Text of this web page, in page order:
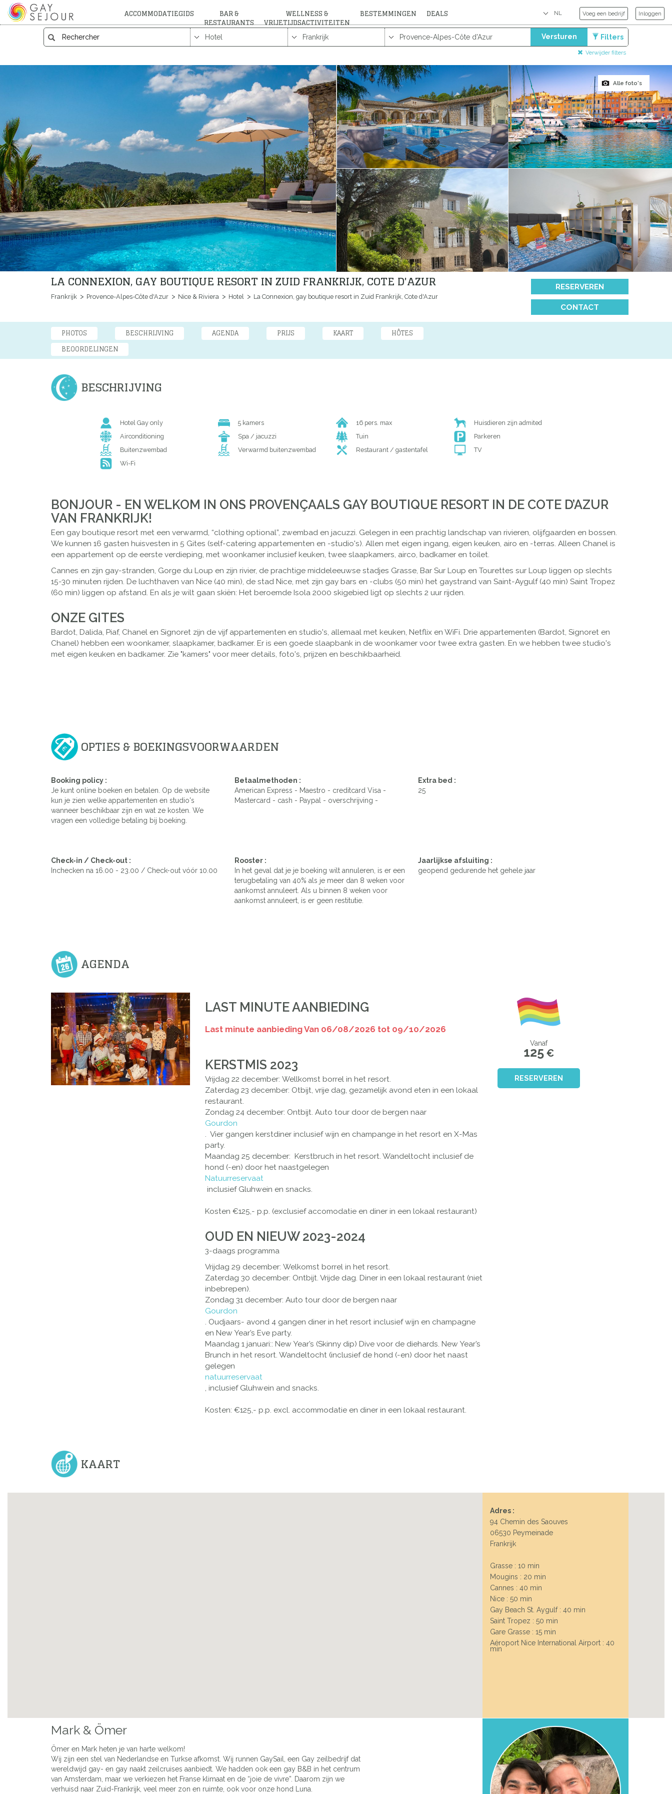
ACCOMMODATIEGIDS BAR &
RESTAURANTS
WELLNESS &
VRIJETIJDSACTIVITEITEN
BESTEMMINGEN DEALS Voeg een bedrijf Inloggen
Versturen Filters
Verwijder filters
Alle foto's
LA CONNEXION, GAY BOUTIQUE RESORT IN ZUID FRANKRIJK, COTE D'AZUR
Frankrijk Provence-Alpes-Côte d'Azur Nice & Riviera Hotel La Connexion, gay boutique resort in Zuid Frankrijk, Cote d'Azur
RESERVEREN
CONTACT
PHOTOS BESCHRIJVING AGENDA PRIJS KAART
HÔTES
BEOORDELINGEN
BESCHRIJVING
Hotel Gay only 5 kamers 16 pers. max
Huisdieren zijn admited
Airconditioning
Spa / jacuzzi Tuin
Parkeren
Buitenzwembad
Verwarmd buitenzwembad Restaurant / gastentafel
TV
Wi-Fi
BONJOUR - EN WELKOM IN ONS PROVENÇAALS GAY BOUTIQUE RESORT IN DE COTE D’AZUR
VAN FRANKRIJK!
Een gay boutique resort met een verwarmd, “clothing optional”, zwembad en jacuzzi. Gelegen in een prachtig landschap van rivieren, olijfgaarden en bossen.
We kunnen 16 gasten huisvesten in 5 Gites (self-catering appartementen en -studio's). Allen met eigen ingang, eigen keuken, airo en -terras. Alleen Chanel is
een appartement op de eerste verdieping, met woonkamer inclusief keuken, twee slaapkamers, airco, badkamer en toilet.
Cannes en zijn gay-stranden, Gorge du Loup en zijn rivier, de prachtige middeleeuwse stadjes Grasse, Bar Sur Loup en Tourettes sur Loup liggen op slechts
15-30 minuten rijden. De luchthaven van Nice (40 min), de stad Nice, met zijn gay bars en -clubs (50 min) het gaystrand van Saint-Aygulf (40 min) Saint Tropez
(60 min) liggen op afstand. En als je wilt gaan skiën: Het beroemde Isola 2000 skigebied ligt op slechts 2 uur rijden.
ONZE GITES
Bardot, Dalida, Piaf, Chanel en Signoret zijn de vijf appartementen en studio's, allemaal met keuken, Netflix en WiFi. Drie appartementen (Bardot, Signoret en
Chanel) hebben een woonkamer, slaapkamer, badkamer. Er is een goede slaapbank in de woonkamer voor twee extra gasten. En we hebben twee studio's
met eigen keuken en badkamer. Zie "kamers" voor meer details, foto's, prijzen en beschikbaarheid.
OPTIES & BOEKINGSVOORWAARDEN
Booking policy :
Je kunt online boeken en betalen. Op de website
kun je zien welke appartementen en studio's
wanneer beschikbaar zijn en wat ze kosten. We
vragen een volledige betaling bij boeking.
Betaalmethoden :
American Express - Maestro - creditcard Visa -
Mastercard - cash - Paypal - overschrijving -
Extra bed :
25
Check-in / Check-out :
Inchecken na 16.00 - 23.00 / Check-out vóór 10.00
Rooster :
In het geval dat je je boeking wilt annuleren, is er een
terugbetaling van 40% als je meer dan 8 weken voor
aankomst annuleert. Als u binnen 8 weken voor
aankomst annuleert, is er geen restitutie.
Jaarlijkse afsluiting :
geopend gedurende het gehele jaar
AGENDA
LAST MINUTE AANBIEDING
Last minute aanbieding Van 06/08/2026 tot 09/10/2026
KERSTMIS 2023
Vrijdag 22 december: Wellkomst borrel in het resort.
Zaterdag 23 december: Otbijt, vrije dag, gezamelijk avond eten in een lokaal
restaurant.
Zondag 24 december: Ontbijt. Auto tour door de bergen naar
Gourdon
. Vier gangen kerstdiner inclusief wijn en champange in het resort en X-Mas
party.
Maandag 25 december: Kerstbruch in het resort. Wandeltocht inclusief de
hond (-en) door het naastgelegen
Natuurreservaat
inclusief Gluhwein en snacks.
Kosten €125,- p.p. (exclusief accomodatie en diner in een lokaal restaurant)
OUD EN NIEUW 2023-2024
3-daags programma
Vrijdag 29 december: Welkomst borrel in het resort.
Zaterdag 30 december: Ontbijt. Vrijde dag. Diner in een lokaal restaurant (niet
inbebrepen).
Zondag 31 december: Auto tour door de bergen naar
Gourdon
. Oudjaars- avond 4 gangen diner in het resort inclusief wijn en champagne
en New Year’s Eve party.
Maandag 1 januari:: New Year’s (Skinny dip) Dive voor de diehards. New Year’s
Brunch in het resort. Wandeltocht (inclusief de hond (-en) door het naast
gelegen
natuurreservaat
, inclusief Gluhwein and snacks.
Kosten: €125,- p.p. excl. accommodatie en diner in een lokaal restaurant.
Vanaf
125€
RESERVEREN
KAART
Adres :
94 Chemin des Saouves
06530 Peymeinade
Frankrijk
Grasse : 10 min
Mougins : 20 min
Cannes : 40 min
Nice : 50 min
Gay Beach St. Aygulf : 40 min
Saint Tropez : 50 min
Gare Grasse : 15 min
Aéroport Nice International Airport : 40
min
Mark & Ömer
Ömer en Mark heten je van harte welkom!
Wij zijn een stel van Nederlandse en Turkse afkomst. Wij runnen GaySail, een Gay zeilbedrijf dat
wereldwijd gay- en gay naakt zeilcruises aanbiedt. We hadden ook een gay B&B in het centrum
van Amsterdam, maar we verkiezen het Franse klimaat en de “joie de vivre”. Daarom zijn we
verhuisd naar Zuid-Frankrijk, veel meer zon en ruimte, ook voor onze hond Luna.